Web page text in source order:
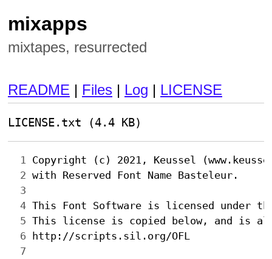
mixapps
mixtapes, resurrected
README | Files | Log | LICENSE
LICENSE.txt (4.4 KB)
  1
  2
  3
  4
  5
  6
  7